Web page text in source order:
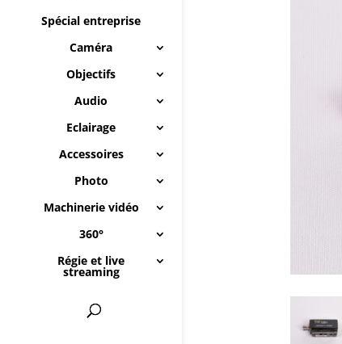
Spécial entreprise
Caméra
Objectifs
Audio
Eclairage
Accessoires
Photo
Machinerie vidéo
360°
Régie et live
streaming